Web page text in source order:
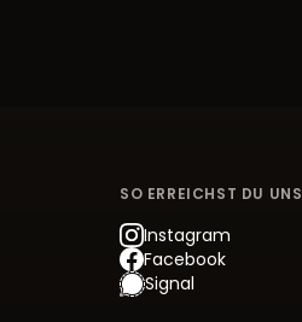
SO ERREICHST DU UNS
Instagram
Facebook
Signal